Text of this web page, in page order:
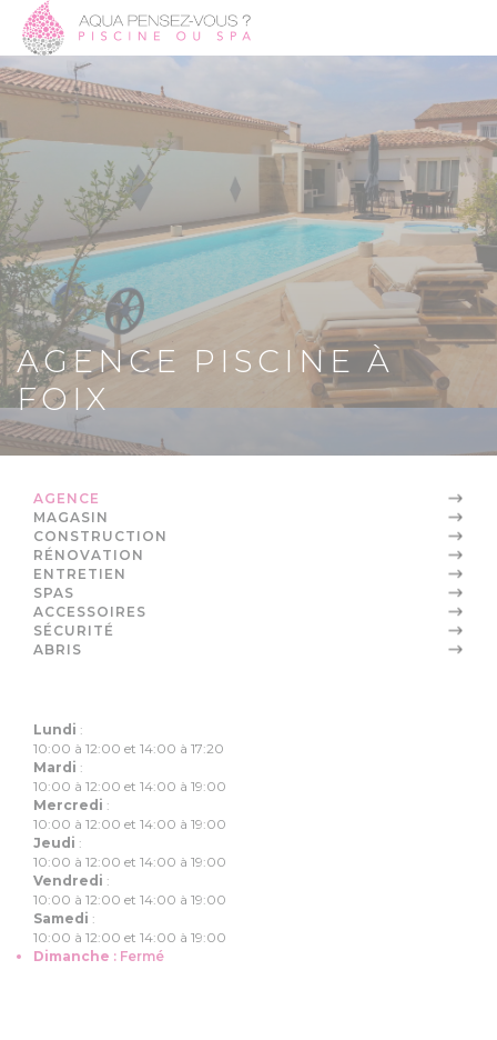
AGENCE PISCINE À
FOIX
AGENCE
MAGASIN
CONSTRUCTION
RÉNOVATION
ENTRETIEN
SPAS
ACCESSOIRES
SÉCURITÉ
ABRIS
Lundi :
10:00 à 12:00 et 14:00 à 17:20
Mardi :
10:00 à 12:00 et 14:00 à 19:00
Mercredi :
10:00 à 12:00 et 14:00 à 19:00
Jeudi :
10:00 à 12:00 et 14:00 à 19:00
Vendredi :
10:00 à 12:00 et 14:00 à 19:00
Samedi :
10:00 à 12:00 et 14:00 à 19:00
Dimanche : Fermé